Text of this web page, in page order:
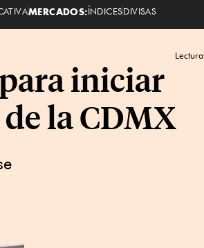
MERCADOS:ÍNDICESDIVISAS
Lectura
iniciar
la CDMX